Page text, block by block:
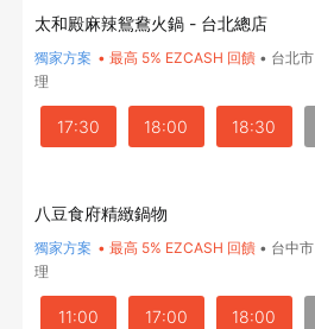
太和殿麻辣鴛鴦火鍋 - 台北總店
獨家方案 •最高 5% EZCASH 回饋 • 台北市
理
17:30 18:00 18:30
八豆食府精緻鍋物
獨家方案 •最高 5% EZCASH 回饋 • 台中市
理
11:00 17:00 18:00